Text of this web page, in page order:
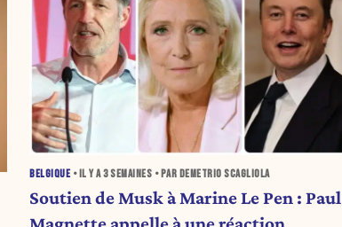
BELGIQUE • IL Y A3 SEMAINES • PAR DEMETRIO SCAGLIOLA
Soutien de Musk à Marine Le Pen : Paul